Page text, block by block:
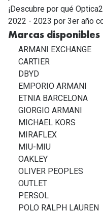
¡Descubre por qué
2022 - 2023 por 3er año
Marcas disponibles
ARMANI EXCHANGE
CARTIER
DBYD
EMPORIO ARMANI
ETNIA BARCELONA
GIORGIO ARMANI
MICHAEL KORS
MIRAFLEX
MIU-MIU
OAKLEY
OLIVER PEOPLES
OUTLET
PERSOL
POLO RALPH LAUREN